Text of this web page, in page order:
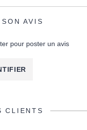
AVIS
pour poster un avis
CLIENTS